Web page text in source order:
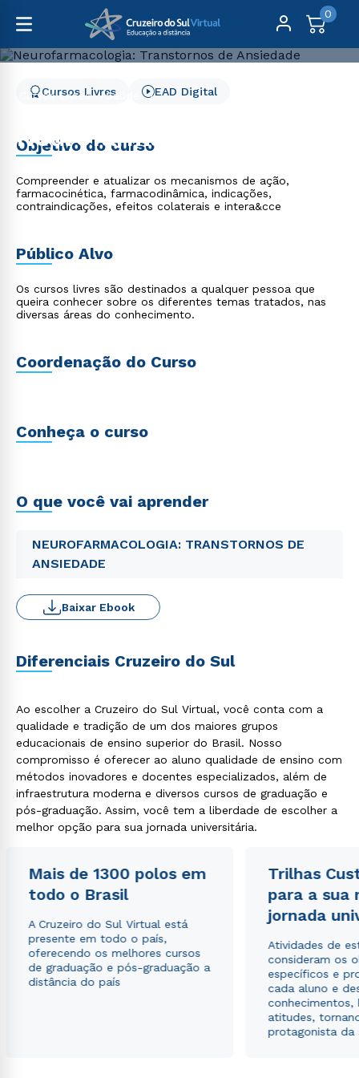
0
Cursos Livres
Saúde
Neurofarmacologia:
Transtornos de Ansiedade
Cursos Livres EAD Digital
Objetivo do curso
Compreender e atualizar os mecanismos de ação,
farmacocinética, farmacodinâmica, indicações,
contraindicações, efeitos colaterais e intera&cce
Público Alvo
Os cursos livres são destinados a qualquer pessoa que
queira conhecer sobre os diferentes temas tratados, nas
diversas áreas do conhecimento.
Coordenação do Curso
Conheça o curso
O que você vai aprender
NEUROFARMACOLOGIA: TRANSTORNOS DE
ANSIEDADE
Baixar Ebook
Diferenciais Cruzeiro do Sul
Ao escolher a Cruzeiro do Sul Virtual, você conta com a
qualidade e tradição de um dos maiores grupos
educacionais de ensino superior do Brasil. Nosso
compromisso é oferecer ao aluno qualidade de ensino com
métodos inovadores e docentes especializados, além de
infraestrutura moderna e diversos cursos de graduação e
pós-graduação. Assim, você tem a liberdade de escolher a
melhor opção para sua jornada universitária.
Mais de 1300 polos em
todo o Brasil
A Cruzeiro do Sul Virtual está
presente em todo o país,
oferecendo os melhores cursos
de graduação e pós-graduação a
distância do país
Trilhas
para a sua
jornada
Atividades de
consideram os
específicos e
cada aluno e
conhecimentos,
atitudes,
protagonista da